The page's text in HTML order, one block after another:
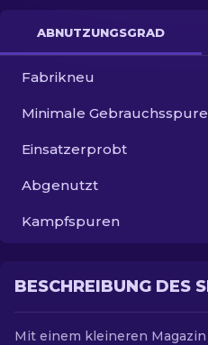
Andere
ABNUTZUNGSGRAD
Fabrikneu
Minimale
Einsatzerprobt
Abgenutzt
Kampfspuren
BESCHREIBUNG DES
Mit einem kleineren